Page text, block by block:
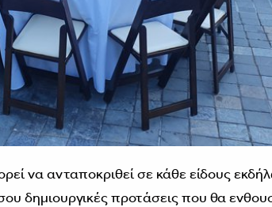
να ανταποκριθεί σε κάθε είδους
δημιουργικές προτάσεις που θα